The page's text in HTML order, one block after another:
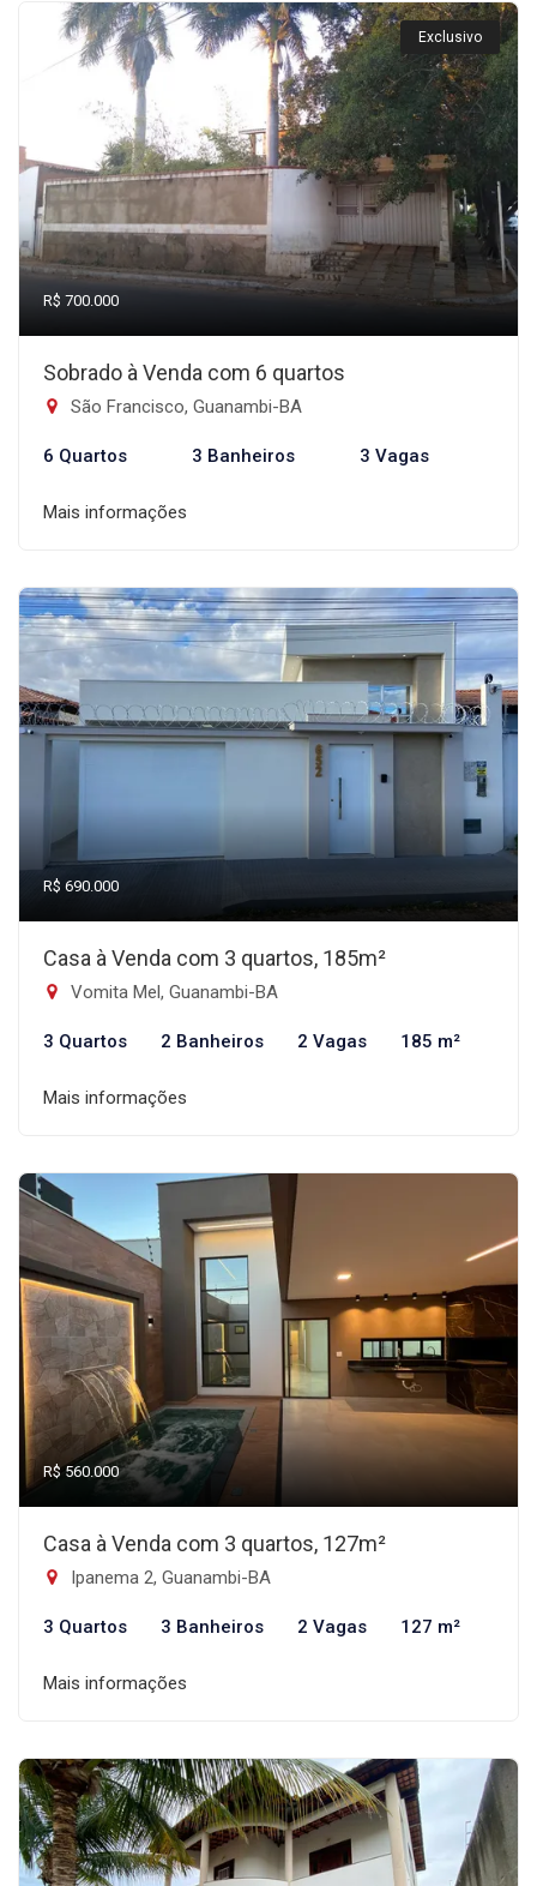
Exclusivo
R$ 700.000
Sobrado à Venda com 6 quartos
São Francisco, Guanambi-BA
6 Quartos 3 Banheiros 3 Vagas
Mais informações
R$ 690.000
Casa à Venda com 3 quartos, 185m²
Vomita Mel, Guanambi-BA
3 Quartos 2 Banheiros 2 Vagas 185 m²
Mais informações
R$ 560.000
Casa à Venda com 3 quartos, 127m²
Ipanema 2, Guanambi-BA
3 Quartos 3 Banheiros 2 Vagas 127 m²
Mais informações